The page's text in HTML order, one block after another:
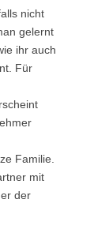
nicht
gelernt
ihr auch
Für
Familie.
mit
der